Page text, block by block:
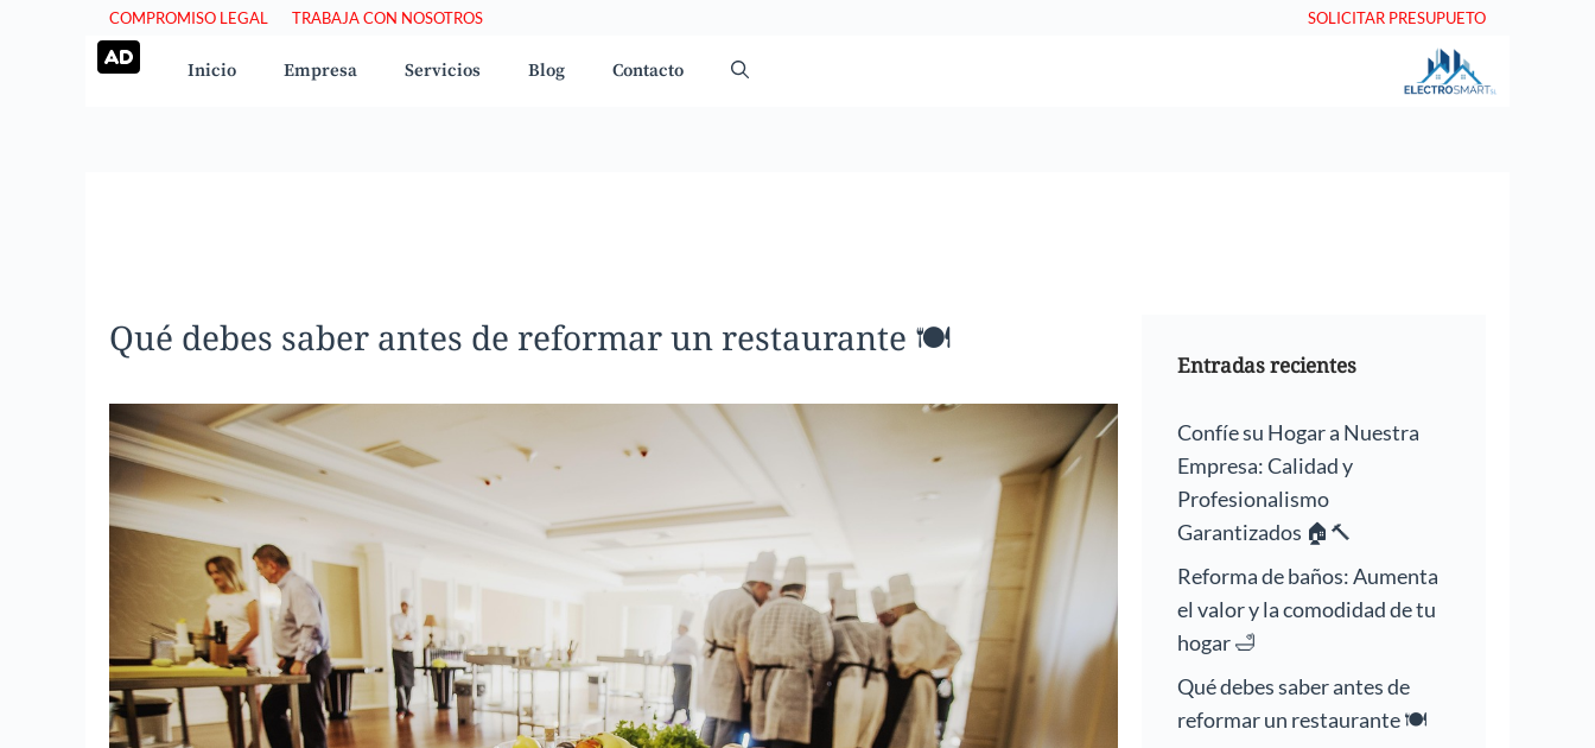
SOLICITAR PRESUPUETO
COMPROMISO LEGAL TRABAJA CON NOSOTROS
Inicio Empresa Servicios Blog Contacto
Qué debes saber antes de reformar un restaurante 🍽️
Entradas recientes
Confíe su Hogar a Nuestra
Empresa: Calidad y
Profesionalismo
Garantizados 🏠🔨
Reforma de baños: Aumenta
el valor y la comodidad de tu
hogar 🛁
Qué debes saber antes de
reformar un restaurante 🍽️